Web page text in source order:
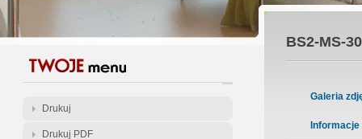
Licencjonowani Pośrednicy
Gwarancja Zwrotu Zadatku
Gratis - Przedwstępna Umowa
Drukuj
Drukuj PDF
BS2-MS-
Galeria
Informacje